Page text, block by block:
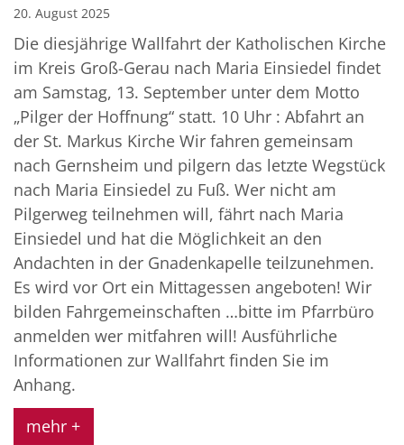
20. August 2025
Die diesjährige Wallfahrt der Katholischen Kirche
im Kreis Groß-Gerau nach Maria Einsiedel findet
am Samstag, 13. September unter dem Motto
„Pilger der Hoffnung“ statt. 10 Uhr : Abfahrt an
der St. Markus Kirche Wir fahren gemeinsam
nach Gernsheim und pilgern das letzte Wegstück
nach Maria Einsiedel zu Fuß. Wer nicht am
Pilgerweg teilnehmen will, fährt nach Maria
Einsiedel und hat die Möglichkeit an den
Andachten in der Gnadenkapelle teilzunehmen.
Es wird vor Ort ein Mittagessen angeboten! Wir
bilden Fahrgemeinschaften …bitte im Pfarrbüro
anmelden wer mitfahren will! Ausführliche
Informationen zur Wallfahrt finden Sie im
Anhang.
mehr +